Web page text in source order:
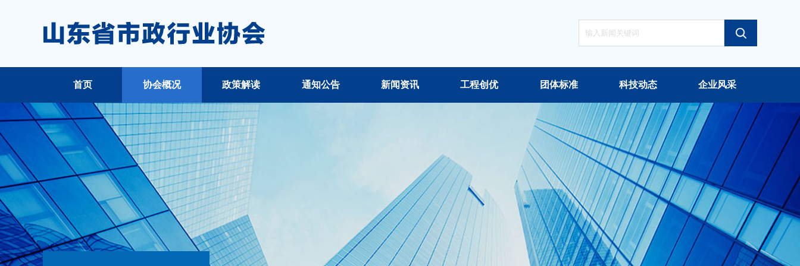
首页 协会概况 政策解读 通知公告 新闻资讯 工程创优 团体标准 科技动态 企业风采